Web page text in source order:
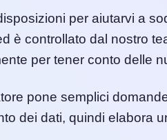
per aiutarvi a
è controllato dal nostro
per tener conto delle
pone semplici
dei dati, quindi elabora